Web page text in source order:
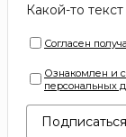
Какой-то
Согласен
Ознакомлен и
персональных
Подписаться